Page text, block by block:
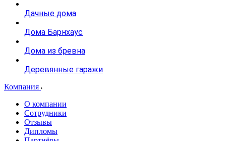
Дачные дома
Дома Барнхаус
Дома из бревна
Деревянные гаражи
Компания
О компании
Сотрудники
Отзывы
Дипломы